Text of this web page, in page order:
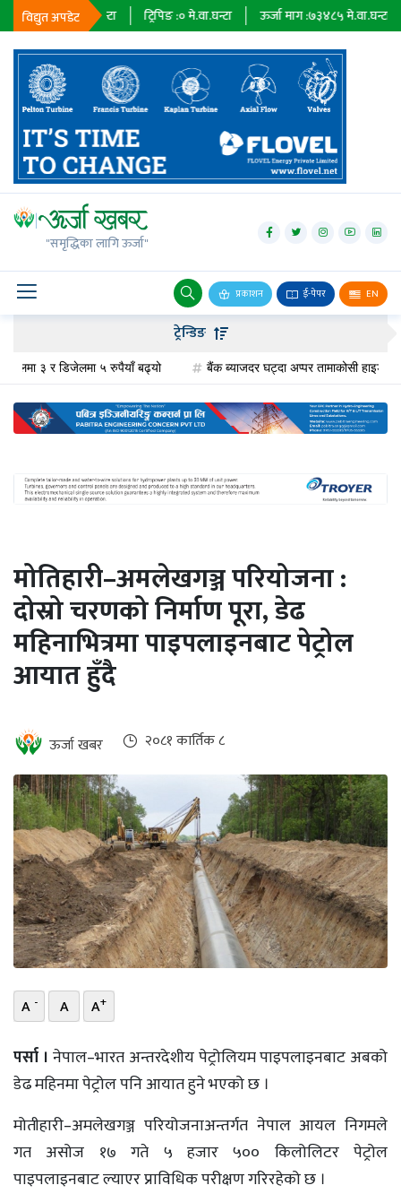
विद्युत अपडेट
मे.वा.घन्टा ट्रिपिङ : मे.वा.घन्टा ऊर्जा माग :७३४८५मे.वा.घन्टा
"समृद्धिका लागि ऊर्जा"
प्रकाशन ई-पेपर EN
जलविद्युत्
सोलार
वायु
बायोग्यास
पेट्रोलियम
अन्तर्राष्ट्रिय
ऊर्जा
दक्षता
खबर
हरित
हाइड्रोजन
इभी
बैंक
पर्यटन
भिडियो
छापा
खोज
प्रोफाइल
ऊर्जा
विशेष
ट्रेन्डिङ
३ र डिजेलमा ५ रुपैयाँ बढ्यो बैंक ब्याजदर घट्दा अप्पर तामाकोसी
मोतिहारी–अमलेखगञ्ज परियोजना :
दोस्रो चरणको निर्माण पूरा, डेढ
महिनाभित्रमा पाइपलाइनबाट पेट्रोल
आयात हुँदै
ऊर्जा खबर २०८१ कार्तिक ८
A - A A+
पर्सा । नेपाल–भारत अन्तरदेशीय पेट्रोलियम पाइपलाइनबाट अबको
डेढ महिनमा पेट्रोल पनि आयात हुने भएको छ ।
मोतीहारी–अमलेखगञ्ज परियोजनाअन्तर्गत नेपाल आयल निगमले
गत असोज १७ गते ५ हजार ५०० किलोलिटर पेट्रोल
पाइपलाइनबाट ल्याएर प्राविधिक परीक्षण गरिरहेको छ ।